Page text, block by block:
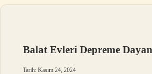
Balat Evleri Depreme
Tarih: Kasım 24, 2024